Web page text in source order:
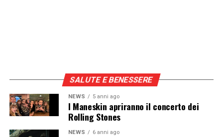
SALUTE E BENESSERE
NEWS 5 anni ago
I Maneskin apriranno il concerto dei
Rolling Stones
NEWS 6 anni ago